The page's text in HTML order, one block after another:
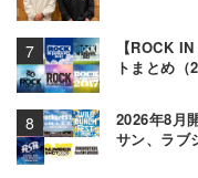
【ROCK
トまとめ（
2026年8月
サン、ラブ